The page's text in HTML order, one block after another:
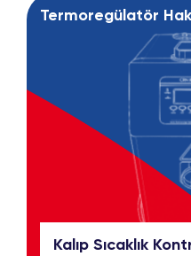
Termoregülatör
Kalıp Sıcaklık